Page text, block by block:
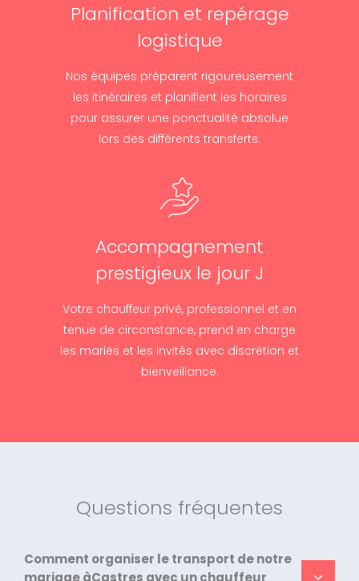
Planification et repérage
logistique
Nos équipes préparent rigoureusement
les itinéraires et planifient les horaires
pour assurer une ponctualité absolue
lors des différents transferts.
Accompagnement
prestigieux le jour J
Votre chauffeur privé, professionnel et en
tenue de circonstance, prend en charge
les mariés et les invités avec discrétion et
bienveillance.
Questions fréquentes
Comment organiser le transport de notre
mariage àCastres avec un chauffeur